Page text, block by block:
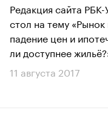
Редакция сайта
стол на тему
падение цен и
ли доступнее
11 августа 2017